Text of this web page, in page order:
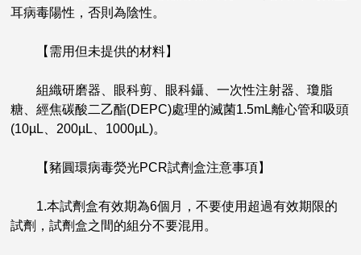
耳病毒陽性，否則為陰性。
【需用但未提供的材料】
組織研磨器、眼科剪、眼科鑷、一次性注射器、瓊脂
糖、經焦碳酸二乙酯(DEPC)處理的滅菌1.5mL離心管和吸頭
(10µL、200µL、1000µL)。
【豬圓環病毒熒光PCR試劑盒注意事項】
1.本試劑盒有效期為6個月，不要使用超過有效期限的
試劑，試劑盒之間的組分不要混用。